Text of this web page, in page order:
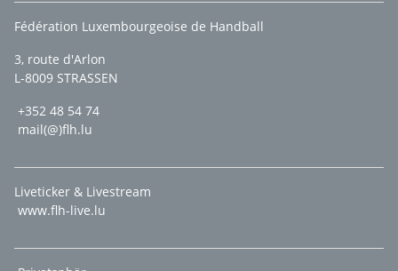
Fédération Luxembourgeoise de Handball
3, route d'Arlon
L-8009 STRASSEN
+352 48 54 74
mail(@)flh.lu
Liveticker & Livestream
www.flh-live.lu